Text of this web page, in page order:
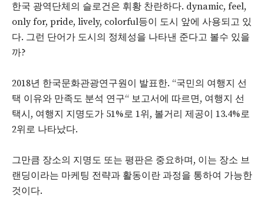
한국 광역단체의 슬로건은 휘황 찬란하다. dynamic, feel,
only for, pride, lively, colorful등이 도시 앞에 사용되고 있
다. 그런 단어가 도시의 정체성을 나타낸 준다고 볼수 있을
까?
2018년 한국문화관광연구원이 발표한. “국민의 여행지 선
택 이유와 만족도 분석 연구“ 보고서에 따르면, 여행지 선
택시, 여행지 지명도가 51%로 1위, 볼거리 제공이 13.4%로
2위로 나타났다.
그만큼 장소의 지명도 또는 평판은 중요하며, 이는 장소 브
랜딩이라는 마케팅 전략과 활동이란 과정을 통하여 가능한
것이다.